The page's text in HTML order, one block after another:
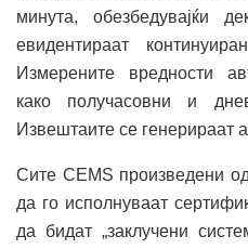
минута, обезбедувајќи
евидентираат
Измерените вредности
како получасовни и
Извештаите се генерираат
Сите CEMS произведени
да го исполнуваат
да бидат „заклучени